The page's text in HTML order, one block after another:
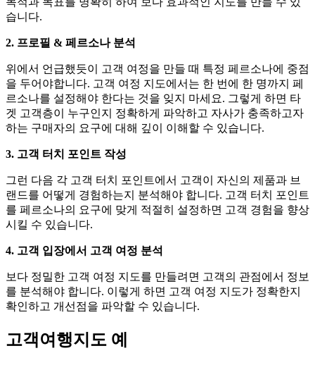
습니다.
2. 프로필 & 페르소나 분석
위에서 언급했듯이 고객 여정을 만들 때 특정 페르소나에 중점
을 두어야합니다. 고객 여정 지도에서는 ​​한 번에 한 명까지 페
르소나를 설정해야 한다는 것을 잊지 마세요. 그렇게 하면 타
겟 고객층이 누구인지 정확하게 파악하고 자사가 충족하고자
하는 구매자의 요구에 대해 깊이 이해할 수 있습니다.
3. 고객 터치 포인트 작성
그런 다음 각 고객 터치 포인트에서 고객이 자신의 제품과 브
랜드를 어떻게 경험하는지 분석해야 합니다. 고객 터치 포인트
를 페르소나의 요구에 맞게 적절히 설정하면 고객 경험을 향상
시킬 수 있습니다.
4. 고객 입장에서 고객 여정 분석
보다 정밀한 고객 여정 지도를 만들려면 고객의 관점에서 정보
를 분석해야 합니다. 이렇게 하면 고객 여정 지도가 정확한지
확인하고 개선점을 파악할 수 있습니다.
고객여행지도 예